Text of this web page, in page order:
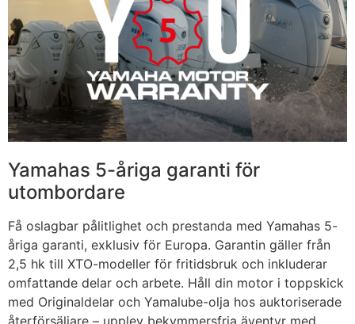
Yamahas 5-åriga garanti för
utombordare
Få oslagbar pålitlighet och prestanda med Yamahas 5-
åriga garanti, exklusiv för Europa. Garantin gäller från
2,5 hk till XTO-modeller för fritidsbruk och inkluderar
omfattande delar och arbete. Håll din motor i toppskick
med Originaldelar och Yamalube-olja hos auktoriserade